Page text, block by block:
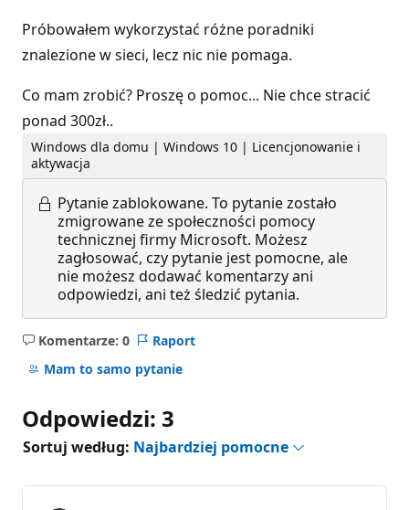
Próbowałem wykorzystać różne poradniki
znalezione w sieci, lecz nic nie pomaga.
Co mam zrobić? Proszę o pomoc... Nie chce stracić
ponad 300zł..
Windows dla domu | Windows 10 | Licencjonowanie i
aktywacja
Pytanie zablokowane. To pytanie zostało
zmigrowane ze społeczności pomocy
technicznej firmy Microsoft. Możesz
zagłosować, czy pytanie jest pomocne, ale
nie możesz dodawać komentarzy ani
odpowiedzi, ani też śledzić pytania.
Komentarze: 0
Brak
komentarzy
Raport
Mam to samo pytanie
Odpowiedzi: 3
Sortuj według: Najbardziej pomocne